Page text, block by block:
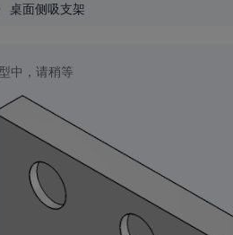
桌面侧吸支架
中，请稍等